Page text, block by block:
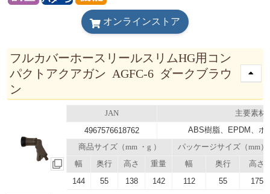
オンラインストア
フルカバーホースリールスリムHG用コン
パクトアクアガン AGFC-6 ダークブラウ
ン
JAN 主要素材
4967576618762 ABS樹脂、EPDM、ポ
商品サイズ（mm ・g ）
パッケージサイズ（mm）
幅
奥行 高さ 重量 幅 奥行 高さ
144 55 138 142 112 55 175